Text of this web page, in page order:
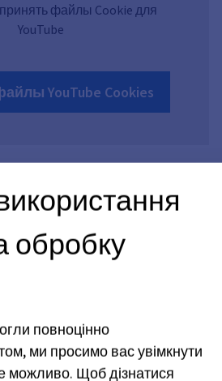
файлы Cookie для
YouTube
файлы YouTube Cookies
щодо навчання —
виконати?
навчання?
обробку
повноцінно
ми просимо вас увімкнути
можливо. Щоб дізнатися